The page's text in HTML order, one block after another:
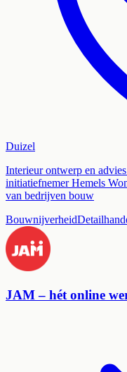
Duizel
Interieur ontwerp en
initiatiefnemer Hemels
van bedrijven bouw
Bouwnijverheid
JAM – hét online